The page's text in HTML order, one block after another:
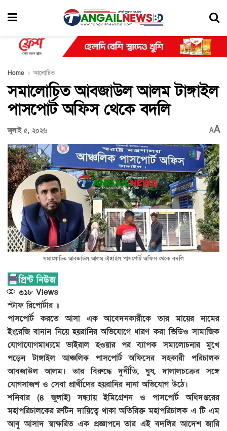
Home আলোচিত
সমালোচিত আবজাউল আলম টাঙ্গাইল
পাসপোর্ট অফিস থেকে বদলি
জুলাই ৫, ২০২৬ AA
সমালোচিত আবজাউল আলম টাঙ্গাইল পাসপোর্ট অফিস থেকে বদলি
৩১৮ Views
স্টাফ রিপোর্টার ॥
পাসপোর্ট করতে আসা এক আবেদনকারীকে তার মায়ের নামের
ইংরেজি বানান নিয়ে হয়রানির অভিযোগে ধারণ করা ভিডিও সামাজিক
যোগাযোগমাধ্যমে ভাইরাল হওয়ার পর ব্যাপক সমালোচনার মুখে
পড়েন টাঙ্গাইল আঞ্চলিক পাসপোর্ট অফিসের সহকারী পরিচালক
আবজাউল আলম। তার বিরুদ্ধে দুর্নীতি, ঘুষ, দালালচক্রের সঙ্গে
যোগসাজশ ও সেবা প্রার্থীদের হয়রানির নানা অভিযোগ উঠে।
শনিবার (৪ জুলাই) সন্ধ্যায় ইমিগ্রেশন ও পাসপোর্ট অধিদপ্তরের
মহাপরিচালকের রুটিন দায়িত্বে থাকা অতিরিক্ত মহাপরিচালক এ টি এম
আবু আসাদ স্বাক্ষরিত এক প্রজ্ঞাপনে তার এই বদলির আদেশ জারি